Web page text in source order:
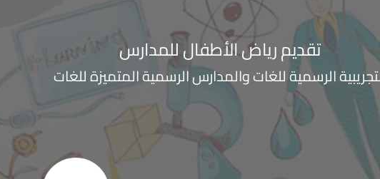
تقديم رياض الأطفال للمدارس
الرسمية للغات والمدارس الرسمية المتميزة للغات